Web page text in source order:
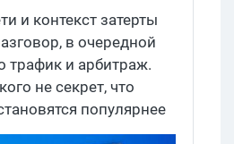
и контекст затерты
в очередной
трафик и арбитраж.
не секрет, что
популярнее
в